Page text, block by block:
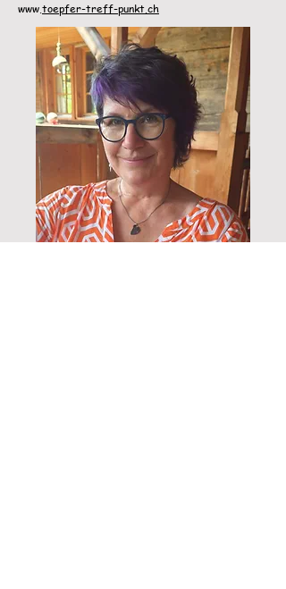
www.toepfer-treff-punkt.ch